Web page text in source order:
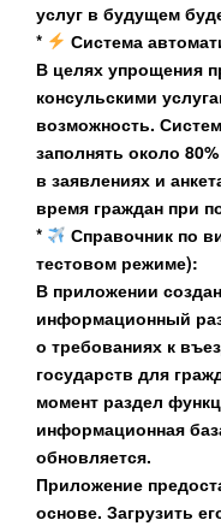
услуг в будущем
*
Система
В целях упрощения
консульскими
возможность.
заполнять около 80%
в заявлениях и
время граждан при
*
Справочник по
тестовом режиме):
В приложении
информационный
о требованиях к
государств для
момент раздел
информационная
обновляется.
Приложение
основе. Загрузить